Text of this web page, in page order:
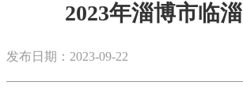
2023年淄博市临
发布日期：2023-09-22